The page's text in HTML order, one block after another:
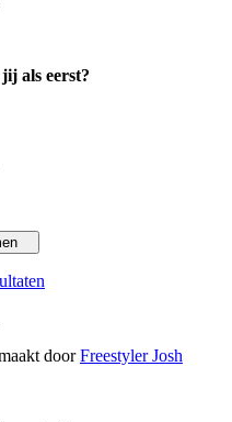
als eerst?
doorFreestyler Josh